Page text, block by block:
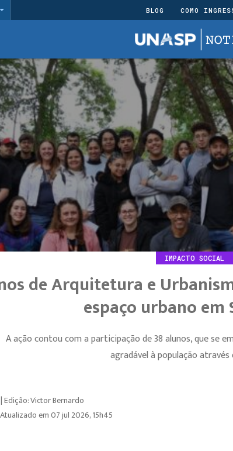
BLOG COMO
IMPACTO SOCIAL
de Arquitetura e
espaço urbano em
A ação contou com a participação de 38 alunos, que se
agradável à população
Edição: Victor Bernardo
em 07 jul 2026, 15h45